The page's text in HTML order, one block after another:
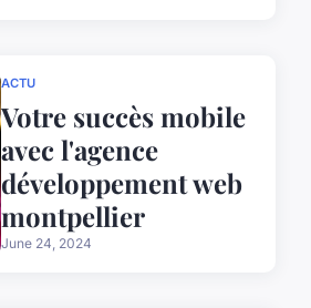
ACTU
Votre succès mobile
avec l'agence
développement web
montpellier
June 24, 2024